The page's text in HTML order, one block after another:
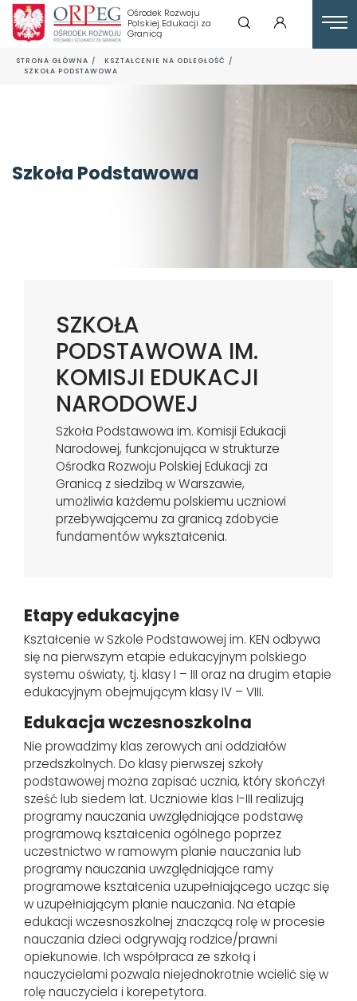
Ośrodek Rozwoju
Polskiej Edukacji za
Granicą
STRONA GŁÓWNA
KSZTAŁCENIE NA ODLEGŁOŚĆ
SZKOŁA PODSTAWOWA
Szkoła Podstawowa
SZKOŁA
PODSTAWOWA IM.
KOMISJI EDUKACJI
NARODOWEJ
Szkoła Podstawowa im. Komisji Edukacji
Narodowej, funkcjonująca w strukturze
Ośrodka Rozwoju Polskiej Edukacji za
Granicą z siedzibą w Warszawie,
umożliwia każdemu polskiemu uczniowi
przebywającemu za granicą zdobycie
fundamentów wykształcenia.
Etapy edukacyjne
Kształcenie w Szkole Podstawowej im. KEN odbywa
się na pierwszym etapie edukacyjnym polskiego
systemu oświaty, tj. klasy I – III oraz na drugim etapie
edukacyjnym obejmującym klasy IV – VIII.
Edukacja wczesnoszkolna
Nie prowadzimy klas zerowych ani oddziałów
przedszkolnych. Do klasy pierwszej szkoły
podstawowej można zapisać ucznia, który skończył
sześć lub siedem lat. Uczniowie klas I-III realizują
programy nauczania uwzględniające podstawę
programową kształcenia ogólnego poprzez
uczestnictwo w ramowym planie nauczania lub
programy nauczania uwzględniające ramy
programowe kształcenia uzupełniającego ucząc się
w uzupełniającym planie nauczania. Na etapie
edukacji wczesnoszkolnej znaczącą rolę w procesie
nauczania dzieci odgrywają rodzice/prawni
opiekunowie. Ich współpraca ze szkołą i
nauczycielami pozwala niejednokrotnie wcielić się w
rolę nauczyciela i korepetytora.